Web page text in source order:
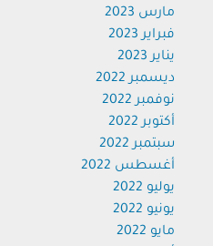
مارس 2023
فبراير 2023
يناير 2023
ديسمبر 2022
نوفمبر 2022
أكتوبر 2022
سبتمبر 2022
أغسطس 2022
يوليو 2022
يونيو 2022
مايو 2022